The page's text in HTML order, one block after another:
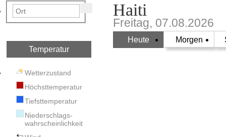
Temperatur
Wetterzustand
Höchsttemperatur
Tiefsttemperatur
Niederschlags-
wahrscheinlichkeit
Haiti
Freitag, 07.08.2026
Heute Morgen